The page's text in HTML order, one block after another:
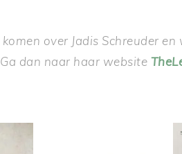
over Jadis Schreuder
dan naar haar website